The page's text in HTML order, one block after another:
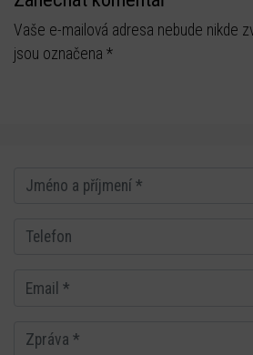
Vaše e-mailová adresa nebude nikde
jsou označena *